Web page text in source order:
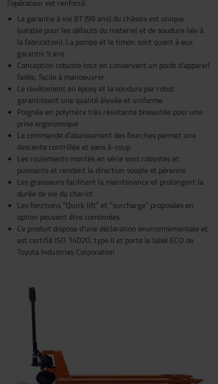
l’opérateur est renforcé.
La garantie à vie BT (99 ans) du châssis est unique
(valable pour les défauts du materiel et de soudure liés à
la fabrication). La pompe et le timon sont quant à eux
garantis 5 ans
Conception robuste tout en conservant un poids d’appareil
faible, facile à manoeuvrer
Le revêtement en époxy et la soudure par robot
garantissent une qualité élevée et uniforme
Poignée en polymère très résistante biseautée pour une
prise ergonomique
La commande d’abaissement des fourches permet une
descente contrôlée et sans à-coup
Les roulements montés en série sont robustes et
puissants et rendent la direction souple et pérenne
Les graisseurs facilitent la maintenance et prolongent la
durée de vie du chariot
Les fonctions ”Quick lift” et ”surcharge” proposées en
option peuvent être combinées
Ce produit dispose d’une déclaration environnementale et
est certifié ISO 14020, type II et porte le label ECO de
Toyota Industries Corporation